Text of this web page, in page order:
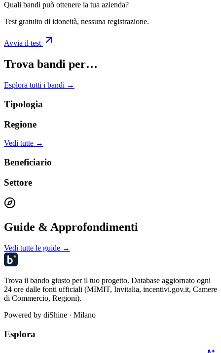
Quali bandi può ottenere la tua azienda?
Test gratuito di idoneità, nessuna registrazione.
Avvia il test
Trova bandi per…
Esplora tutti i bandi →
Tipologia
Regione
Vedi tutte →
Beneficiario
Settore
Guide & Approfondimenti
Vedi tutte le guide →
Trova il bando giusto per il tuo progetto. Database aggiornato ogni
24 ore dalle fonti ufficiali (MIMIT, Invitalia, incentivi.gov.it, Camere
di Commercio, Regioni).
Powered by diShine · Milano
Esplora